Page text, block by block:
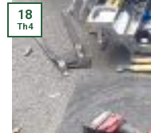
18
Th4